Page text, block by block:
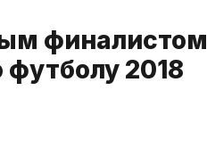
финалистом
2018